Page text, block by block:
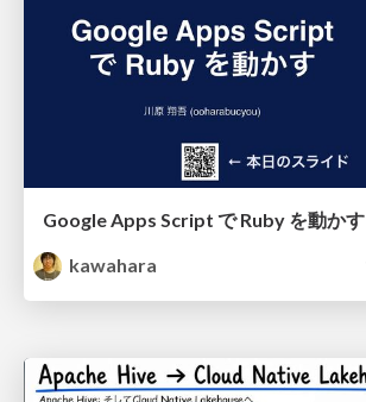
Google Apps Script で Ruby を動かす
kawahara